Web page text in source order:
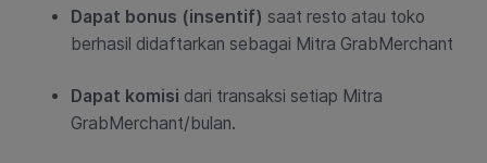
Dapat bonus (insentif) saat resto atau toko
berhasil didaftarkan sebagai Mitra GrabMerchant
Dapat komisi dari transaksi setiap Mitra
GrabMerchant/bulan.